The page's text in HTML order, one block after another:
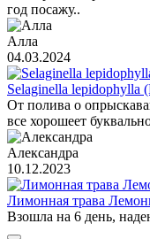
год посажу..
Алла
04.03.2024
Selaginella lepidophylla
От полива о
все хорошеет
Александра
10.12.2023
Лимонная трава
Взошла на 6 день,